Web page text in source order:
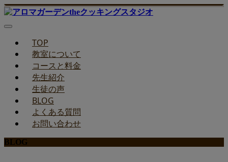
TOP
教室について
コースと料金
先生紹介
生徒の声
BLOG
よくある質問
お問い合わせ
BLOG